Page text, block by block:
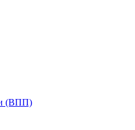
(ВПП)